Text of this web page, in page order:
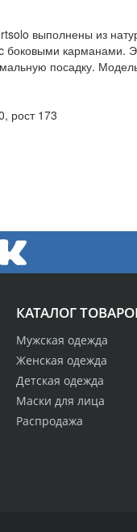
выполнены из
боковыми карманами.
посадку.
рост 173
КАТАЛОГ
Мужская одежда
Женская одежда
Детская одежда
Маски для лица
Распродажа